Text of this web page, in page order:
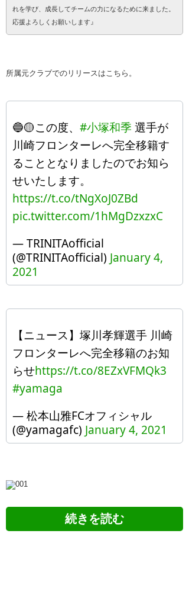
れを学び、成長してチームの力になるために来ました。
応援よろしくお願いします』
所属元クラブでのリリースはこちら。
🔵🟡この度、 #小塚和季 選手が
川崎フロンターレへ完全移籍す
ることとなりましたのでお知ら
せいたします。
https://t.co/tNgXoJ0ZBd
pic.twitter.com/1hMgDzxzxC
— TRINITAofficial
(@TRINITAofficial) January 4,
2021
【ニュース】塚川孝輝選手 川崎
フロンターレへ完全移籍のお知
らせhttps://t.co/8EZxVFMQk3
#yamaga
— 松本山雅FCオフィシャル
(@yamagafc) January 4, 2021